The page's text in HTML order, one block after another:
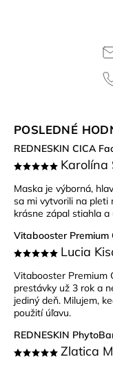
POSLEDNÉ
REDNESKIN CICA
Karolína
Maska je výborná,
sa mi vytvorili na pleti
krásne zápal stiahla
Vitabooster Premium
Lucia
Vitabooster Premium
prestávky už 3 rok a
jediný deň. Milujem,
použití úľavu.
REDNESKIN
Zlatica